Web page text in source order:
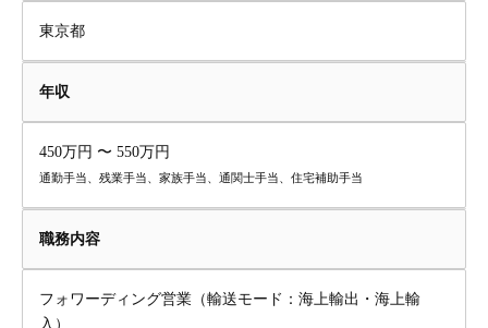
東京都
年収
450万円 〜 550万円
通勤手当、残業手当、家族手当、通関士手当、住宅補助手当
職務内容
フォワーディング営業（輸送モード：海上輸出・海上輸
入）